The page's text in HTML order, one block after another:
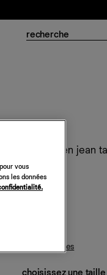
Mini-jupe en jean
188 €
guide des tailles
vous
les données